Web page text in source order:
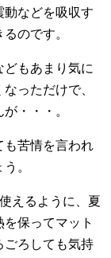
動などを吸収す
のです。
もあまり気に
っただけで、
・・・。
も苦情を言われ
。
えるように、夏
保ってマット
ごろしても気持